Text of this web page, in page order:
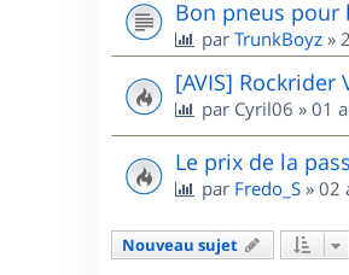
Bon pneus pour
par TrunkBoyz »
[AVIS] Rockrider
par Cyril06 » 01
Le prix de la
par Fredo_S » 02
Nouveau sujet